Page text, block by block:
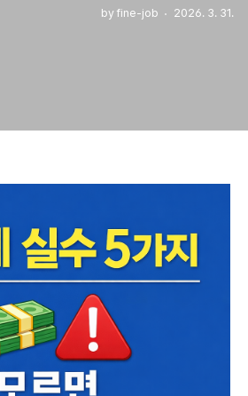
by fine-job 2026. 3. 31.